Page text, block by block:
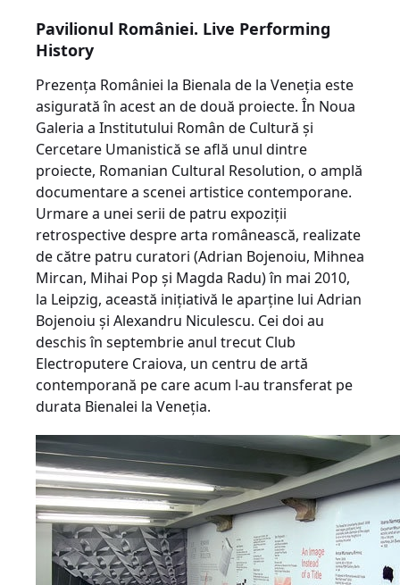
Pavilionul României. Live Performing
History
Prezenţa României la Bienala de la Veneţia este
asigurată în acest an de două proiecte. În Noua
Galeria a Institutului Român de Cultură şi
Cercetare Umanistică se află unul dintre
proiecte, Romanian Cultural Resolution, o amplă
documentare a scenei artistice contemporane.
Urmare a unei serii de patru expoziţii
retrospective despre arta românească, realizate
de către patru curatori (Adrian Bojenoiu, Mihnea
Mircan, Mihai Pop şi Magda Radu) în mai 2010,
la Leipzig, această iniţiativă le aparţine lui Adrian
Bojenoiu şi Alexandru Niculescu. Cei doi au
deschis în septembrie anul trecut Club
Electroputere Craiova, un centru de artă
contemporană pe care acum l-au transferat pe
durata Bienalei la Veneţia.